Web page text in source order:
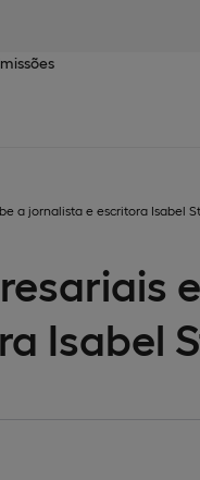
a jornalista e escritora Isabel
Isabel